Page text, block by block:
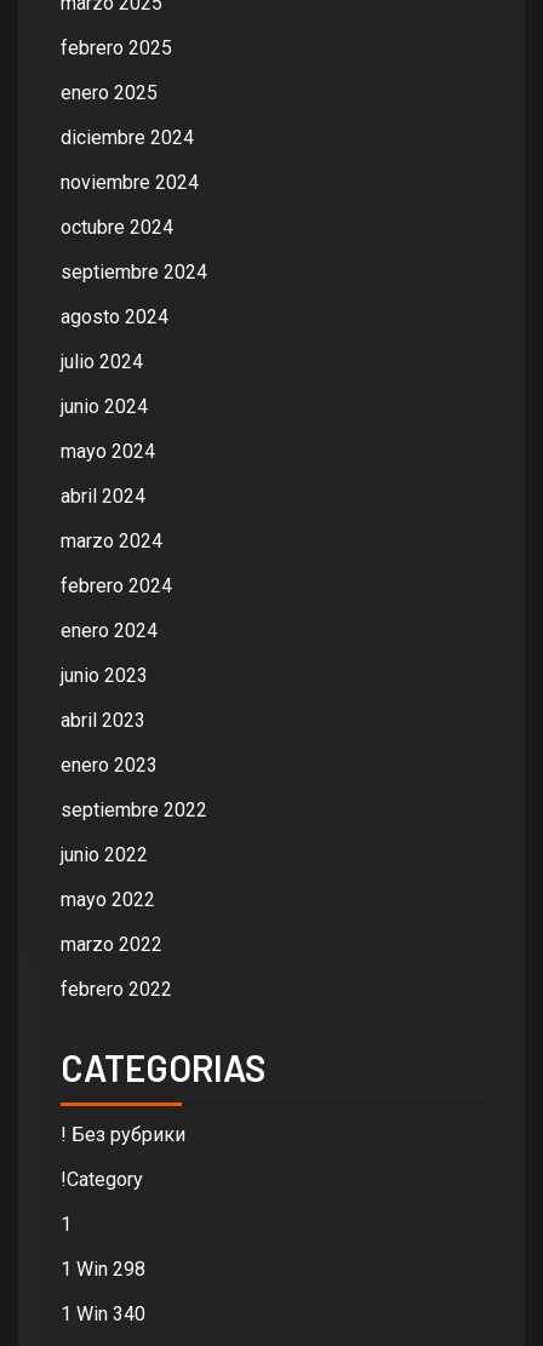
febrero 2025
enero 2025
diciembre 2024
noviembre 2024
octubre 2024
septiembre 2024
agosto 2024
julio 2024
junio 2024
mayo 2024
abril 2024
marzo 2024
febrero 2024
enero 2024
junio 2023
abril 2023
enero 2023
septiembre 2022
junio 2022
mayo 2022
marzo 2022
febrero 2022
CATEGORIAS
! Без рубрики
!Category
1
1 Win 298
1 Win 340